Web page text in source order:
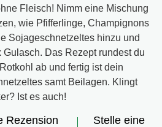
Fleisch! Nimm eine Mischung
wie Pfifferlinge, Champignons
Sojageschnetzeltes hinzu und
Das Rezept rundest du
ab und fertig ist dein
samt Beilagen. Klingt
Ist es auch!
Rezension
Stelle eine